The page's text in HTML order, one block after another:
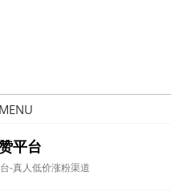
平台
-真人低价涨粉渠道